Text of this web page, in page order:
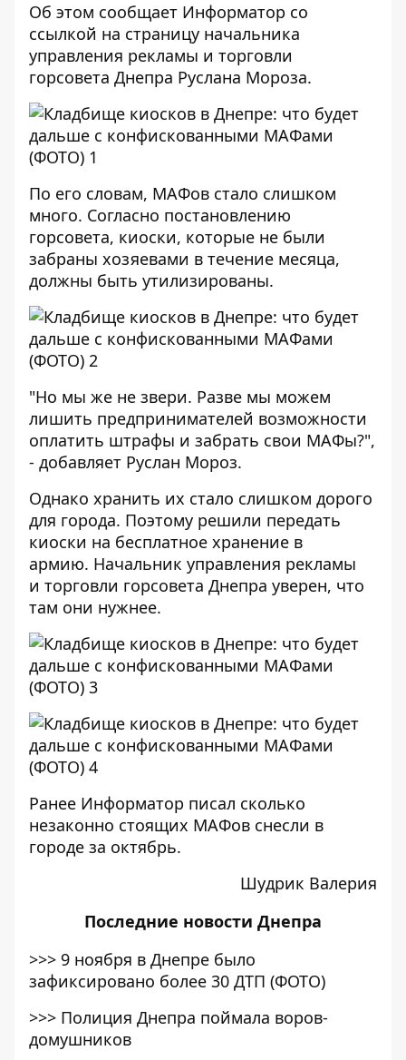
Об этом сообщает Информатор со
ссылкой на страницу начальника
управления рекламы и торговли
горсовета Днепра Руслана Мороза.
По его словам, МАФов стало слишком
много. Согласно постановлению
горсовета, киоски, которые не были
забраны хозяевами в течение месяца,
должны быть утилизированы.
"Но мы же не звери. Разве мы можем
лишить предпринимателей возможности
оплатить штрафы и забрать свои МАФы?",
- добавляет Руслан Мороз.
Однако хранить их стало слишком дорого
для города. Поэтому решили передать
киоски на бесплатное хранение в
армию. Начальник управления рекламы
и торговли горсовета Днепра уверен, что
там они нужнее.
Ранее Информатор писал сколько
незаконно стоящих МАФов снесли в
городе за октябрь.
Шудрик Валерия
Последние новости Днепра
>>> 9 ноября в Днепре было
зафиксировано более 30 ДТП (ФОТО)
>>> Полиция Днепра поймала воров-
домушников